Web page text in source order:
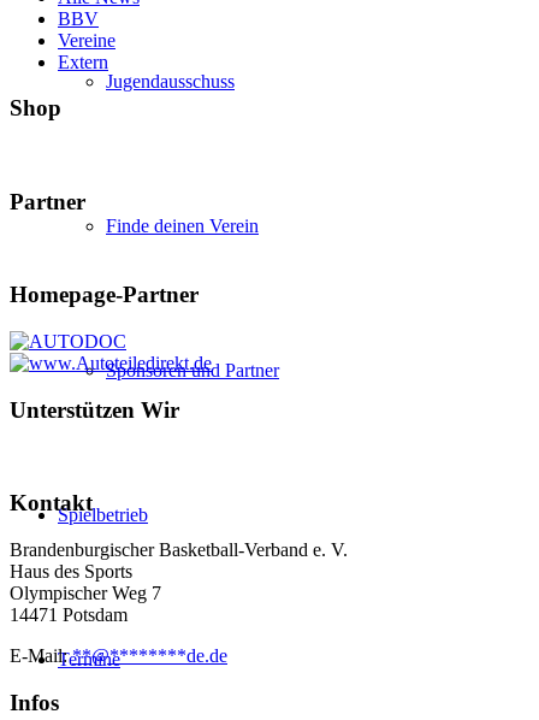
Jugendausschuss
Finde deinen Verein
Sponsoren und Partner
Spielbetrieb
Termine
BBV
Vereine
Extern
Shop
Partner
Homepage-Partner
Unterstützen Wir
Kontakt
Brandenburgischer Basketball-Verband e. V.
Haus des Sports
Olympischer Weg 7
14471 Potsdam
E-Mail:**@********de.de
Infos